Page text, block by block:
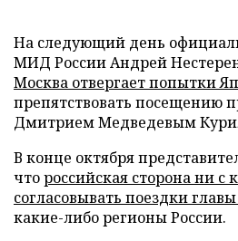
На следующий день
МИД России Андрей
Москва отвергает попытки
препятствовать посещению
Дмитрием Медведевым
В конце октября
чтороссийская сторона ни с
согласовывать поездки
какие-либо регионы России.